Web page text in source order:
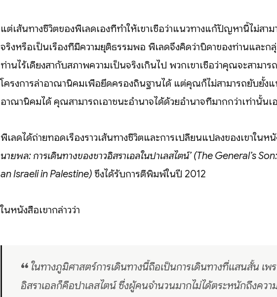
แต่เส้นทางชีวิตของพีเลดเองที่ทำให้เขาเชื่อว่าแนวทางแก้ปัญหานี้ไม่สาม
จริงหรือเป็นเรื่องที่มีความยุติธรรมพอ พีเลดจึงคิดว่าบิดาของท่านและก
ท่านไร้เดียงสากับสภาพความเป็นจริงเกินไป พวกเขาเชื่อว่าคุณจะสามาร
โครงการล่าอาณานิคมเพื่อยึดครองถิ่นฐานได้ แต่คุณก็ไม่สามารถยับยั้งแ
อาณานิคมได้ คุณสามารถเอาชนะอำนาจได้ด้วยอำนาจที่มากกว่าเท่านั้นเ
พีเลดได้ถ่ายทอดเรื่องราวเส้นทางชีวิตและการเปลี่ยนแปลงของเขาในห
นายพล: การเดินทางของชาวอิสราเอลในปาเลสไตน์’ (The General’s
an Israeli in Palestine) ซึ่งได้รับการตีพิมพ์ในปี 2012
ในหนังสือเขากล่าวว่า
❝ ในทางภูมิศาสตร์การเดินทางนี้ถือเป็นการเดินทางที่แสนสั้น เพร
อิสราเอลก็คือปาเลสไตน์ ซึ่งผู้คนจำนวนมากไม่ได้ตระหนักถึงควา